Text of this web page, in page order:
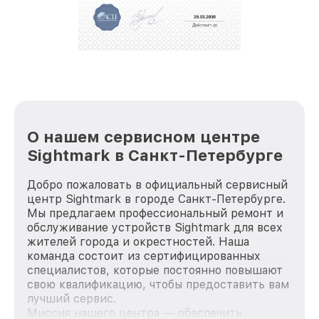
За годы своей деятельности мы получали только
положительные отзывы и обрели отличную
стараемся каждый день делать наш сервис еще
О нашем сервисном центре
Sightmark в Санкт-Петербурге
Добро пожаловать в официальный сервисный
центр Sightmark в городе Санкт-Петербурге.
Мы предлагаем профессиональный ремонт и
обслуживание устройств Sightmark для всех
жителей города и окрестностей. Наша
команда состоит из сертифицированных
специалистов, которые постоянно повышают
свою квалификацию, чтобы предоставить вам
лучший сервис.
Миссия нашего центра — обеспечить